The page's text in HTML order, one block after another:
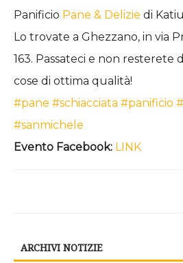
Panificio Pane & Delizie di
Lo trovate a Ghezzano, in via
163. Passateci e non resterete
cose di ottima qualità!
#pane #schiacciata #panificio
#sanmichele
Evento Facebook: LINK
ARCHIVI NOTIZIE